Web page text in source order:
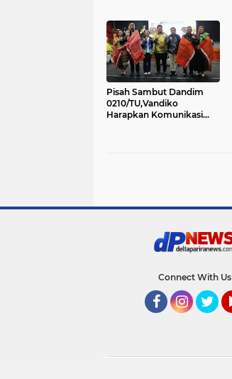
Harahap
Pisah Sambut Dandim
0210/TU,Vandiko
Harapkan Komunikasi
Connect With Us